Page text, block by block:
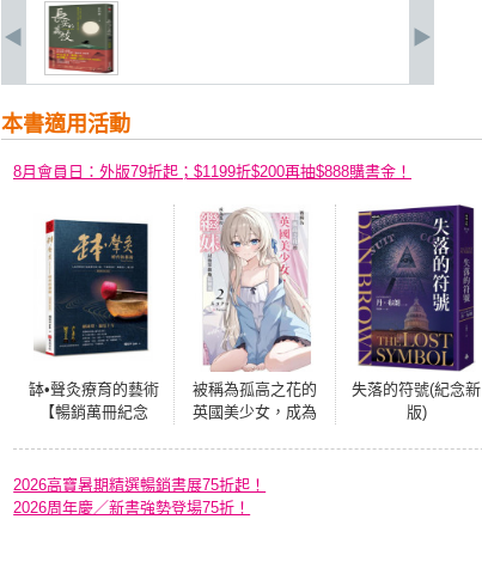
本書適用活動
8月會員日：外版79折起；$1199折$200再抽$888購書金！
缽•聲灸療育的藝術
【暢銷萬冊紀念
脈，不藥而癒的
「身體風水」養生
被稱為孤高之花的
英國美少女，成為
失落的符號(紀念新
版)
2026高寶暑期精選暢銷書展75折起！
2026周年慶／新書強勢登場75折！